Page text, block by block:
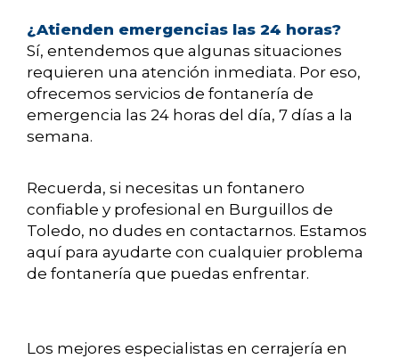
¿Atienden emergencias las 24 horas?
Sí, entendemos que algunas situaciones
requieren una atención inmediata. Por eso,
ofrecemos servicios de fontanería de
emergencia las 24 horas del día, 7 días a la
semana.
Recuerda, si necesitas un fontanero
confiable y profesional en Burguillos de
Toledo, no dudes en contactarnos. Estamos
aquí para ayudarte con cualquier problema
de fontanería que puedas enfrentar.
Los mejores especialistas en cerrajería en